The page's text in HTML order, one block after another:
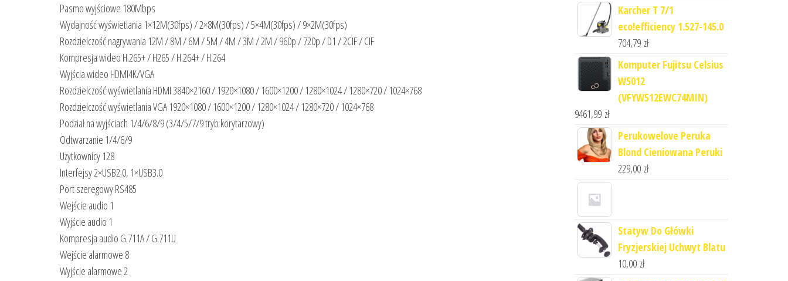
Pasmo wyjściowe 180Mbps
Wydajność wyświetlania 1×12M(30fps) / 2×8M(30fps) / 5×4M(30fps) / 9×2M(30fps)
Rozdzielczość nagrywania 12M / 8M / 6M / 5M / 4M / 3M / 2M / 960p / 720p / D1 / 2CIF / CIF
Kompresja wideo H.265+ / H265 / H.264+ / H.264
Wyjścia wideo HDMI4K/VGA
Rozdzielczość wyświetlania HDMI 3840×2160 / 1920×1080 / 1600×1200 / 1280×1024 / 1280×720 / 1024×768
Rozdzielczość wyświetlania VGA 1920×1080 / 1600×1200 / 1280×1024 / 1280×720 / 1024×768
Podział na wyjściach 1/4/6/8/9 (3/4/5/7/9 tryb korytarzowy)
Odtwarzanie 1/4/6/9
Użytkownicy 128
Interfejsy 2×USB2.0, 1×USB3.0
Port szeregowy RS485
Wejście audio 1
Wyjście audio 1
Kompresja audio G.711A / G.711U
Wejście alarmowe 8
Wyjście alarmowe 2
Karcher T 7/1
eco!efficiency 1.527-145.0
704,79 zł
Komputer Fujitsu Celsius
W5012
(VFYW512EWC74MIN)
9461,99 zł
Perukowelove Peruka
Blond Cieniowana Peruki
229,00 zł
Statyw Do Główki
Fryzjerskiej Uchwyt Blatu
10,00 zł